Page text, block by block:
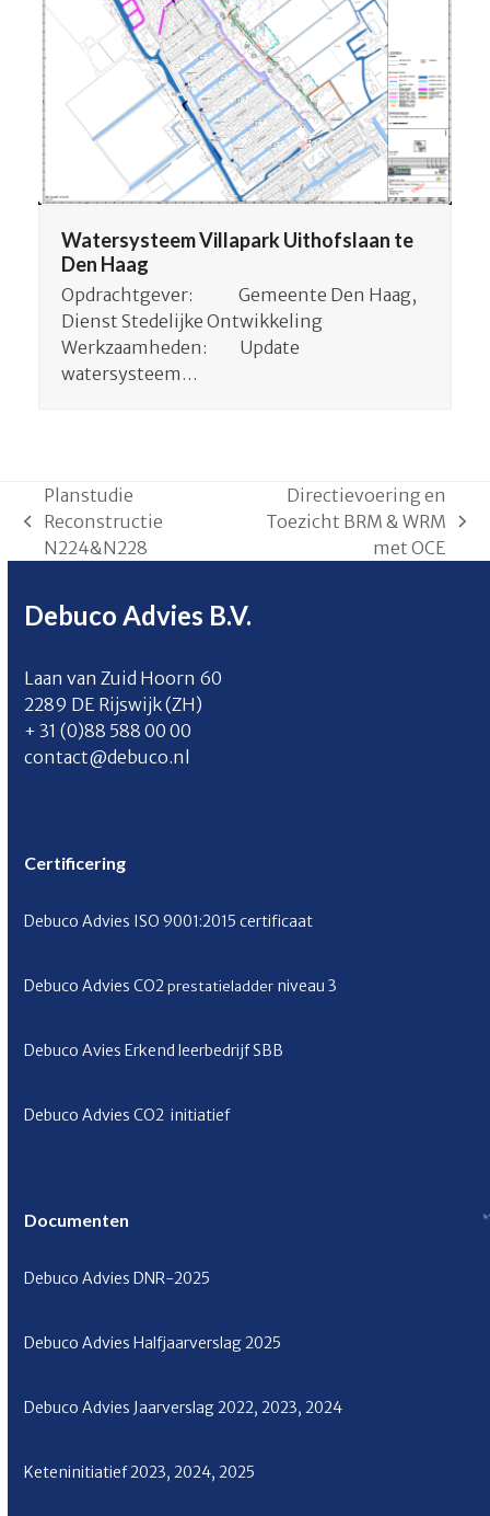
Watersysteem Villapark Uithofslaan te
Den Haag
Opdrachtgever: Gemeente Den Haag,
Dienst Stedelijke Ontwikkeling
Werkzaamheden: Update
watersysteem…
previous
post:
Planstudie
Reconstructie
N224&N228
post:
Directievoering en
Toezicht BRM & WRM
met OCE
Debuco Advies B.V.
Laan van Zuid Hoorn 60
2289 DE Rijswijk (ZH)
+ 31 (0)88 588 00 00
contact@debuco.nl
Certificering
Debuco Advies ISO 9001:2015 certificaat
Debuco Advies CO2prestatieladder niveau 3
Debuco Avies Erkend leerbedrijf SBB
Debuco Advies CO2initiatief
Documenten
Debuco AdviesDNR-2025
Debuco Advies Halfjaarverslag2025
Debuco Advies Jaarverslag2022,2023,2024
Keteninitiatief2023,2024,2025